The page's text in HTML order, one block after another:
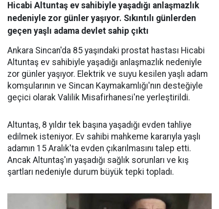
Hicabi Altuntaş ev sahibiyle yaşadığı anlaşmazlık
nedeniyle zor günler yaşıyor. Sıkıntılı günlerden
geçen yaşlı adama devlet sahip çıktı
Ankara Sincan'da 85 yaşındaki prostat hastası Hicabi
Altuntaş ev sahibiyle yaşadığı anlaşmazlık nedeniyle
zor günler yaşıyor. Elektrik ve suyu kesilen yaşlı adam
komşularının ve Sincan Kaymakamlığı'nın desteğiyle
geçici olarak Valilik Misafirhanesi'ne yerleştirildi.
Altuntaş, 8 yıldır tek başına yaşadığı evden tahliye
edilmek isteniyor. Ev sahibi mahkeme kararıyla yaşlı
adamın 15 Aralık'ta evden çıkarılmasını talep etti.
Ancak Altuntaş'ın yaşadığı sağlık sorunları ve kış
şartları nedeniyle durum büyük tepki topladı.